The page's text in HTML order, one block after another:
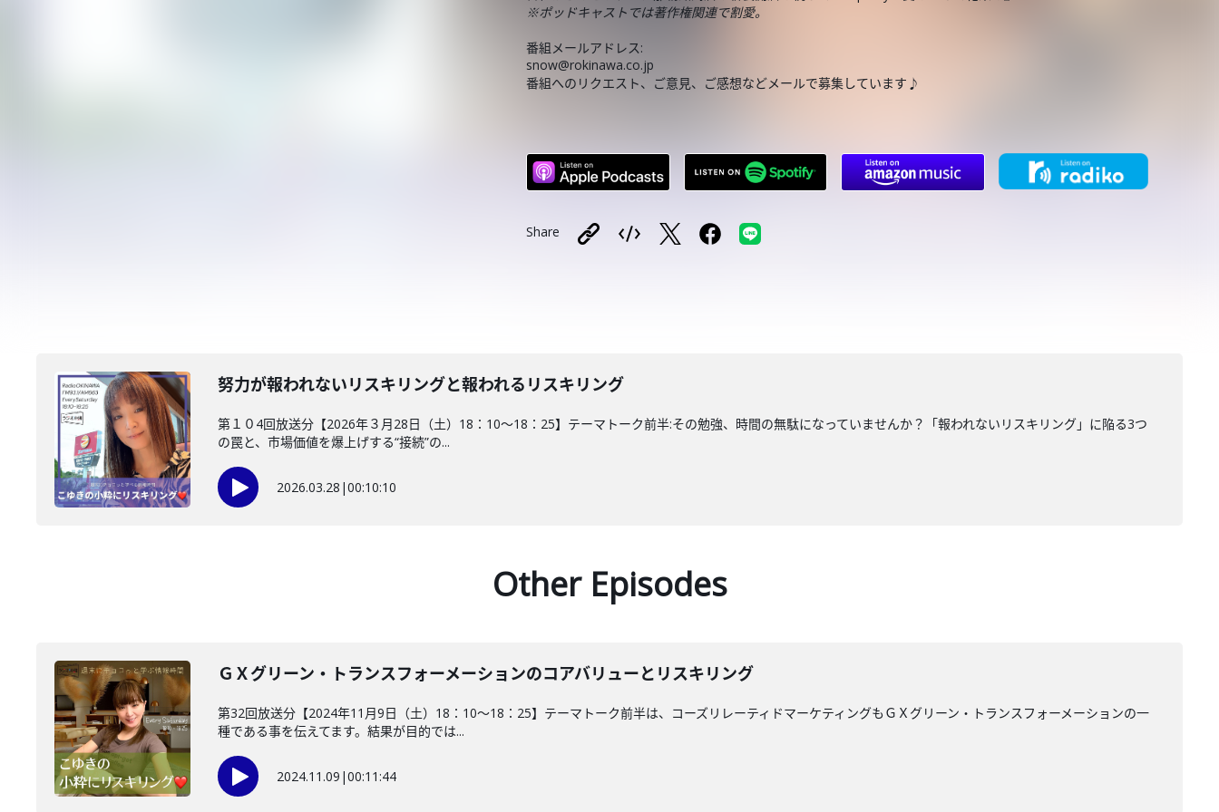
※ポッドキャストでは著作権関連で割愛。
番組メールアドレス:
snow@rokinawa.co.jp
番組へのリクエスト、ご意見、ご感想などメールで募集しています♪
Share
努力が報われないリスキリングと報われるリスキリング
第１０4回放送分【2026年３月28日（土）18：10～18：25】テーマトーク前半:その勉強、時間の無駄になっていませんか？「報われないリスキリング」に陥る3つ
の罠と、市場価値を爆上げする“接続”の...
2026.03.28 |00:10:10
Other Episodes
ＧＸグリーン・トランスフォーメーションのコアバリューとリスキリング
第32回放送分【2024年11月9日（土）18：10～18：25】テーマトーク前半は、コーズリレーティドマーケティングもＧＸグリーン・トランスフォーメーションの一
種である事を伝えてます。結果が目的では...
2024.11.09 |00:11:44